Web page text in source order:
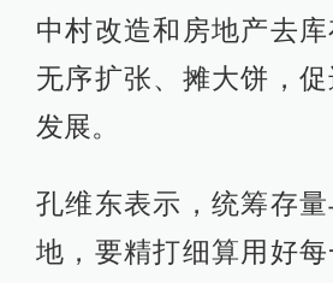
中村改造和房地产去
无序扩张、摊大饼，
发展。
孔维东表示，统筹存
地，要精打细算用好